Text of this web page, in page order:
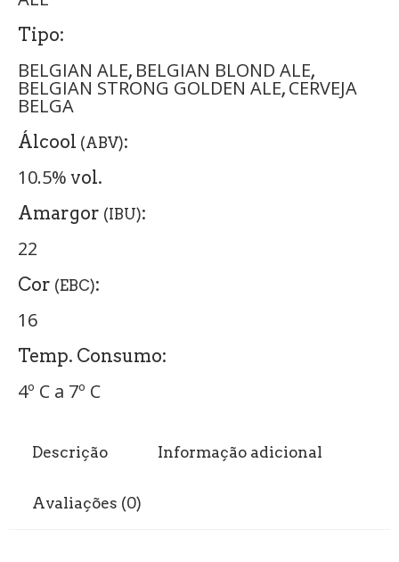
Tipo:
BELGIAN ALE, BELGIAN BLOND ALE,
BELGIAN STRONG GOLDEN ALE, CERVEJA
BELGA
Álcool (ABV):
10.5% vol.
Amargor (IBU):
22
Cor (EBC):
16
Temp. Consumo:
4º C a 7º C
Descrição Informação adicional
Avaliações (0)